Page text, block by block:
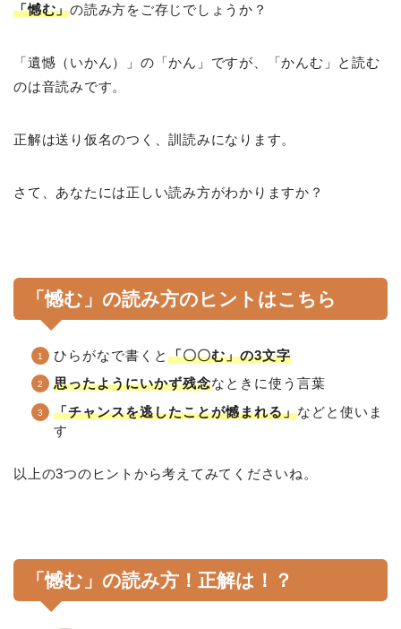
「憾む」の読み方をご存じでしょうか？
「遺憾（いかん）」の「かん」ですが、「かんむ」と読む
のは音読みです。
正解は送り仮名のつく、訓読みになります。
さて、あなたには正しい読み方がわかりますか？
「憾む」の読み方のヒントはこちら
ひらがなで書くと 「〇〇む」の3文字
思ったようにいかず残念なときに使う言葉
「チャンスを逃したことが憾まれる」などと使いま
す
以上の3つのヒントから考えてみてくださいね。
「憾む」の読み方！正解は！？